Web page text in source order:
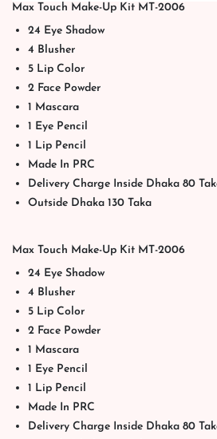
Max Touch Make-Up Kit MT-2006
24 Eye Shadow
4 Blusher
5 Lip Color
2 Face Powder
1 Mascara
1 Eye Pencil
1 Lip Pencil
Made In PRC
Delivery Charge Inside Dhaka 80
Outside Dhaka 130 Taka
Max Touch Make-Up Kit MT-2006
24 Eye Shadow
4 Blusher
5 Lip Color
2 Face Powder
1 Mascara
1 Eye Pencil
1 Lip Pencil
Made In PRC
Delivery Charge Inside Dhaka 80